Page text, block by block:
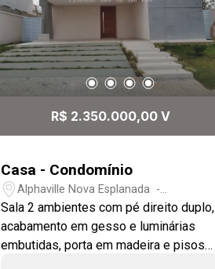
R$ 2.350.000,00 V
Casa - Condomínio
Alphaville Nova Esplanada -
Votorantim/SP
Sala 2 ambientes com pé direito duplo,
acabamento em gesso e luminárias
embutidas, porta em madeira e pisos